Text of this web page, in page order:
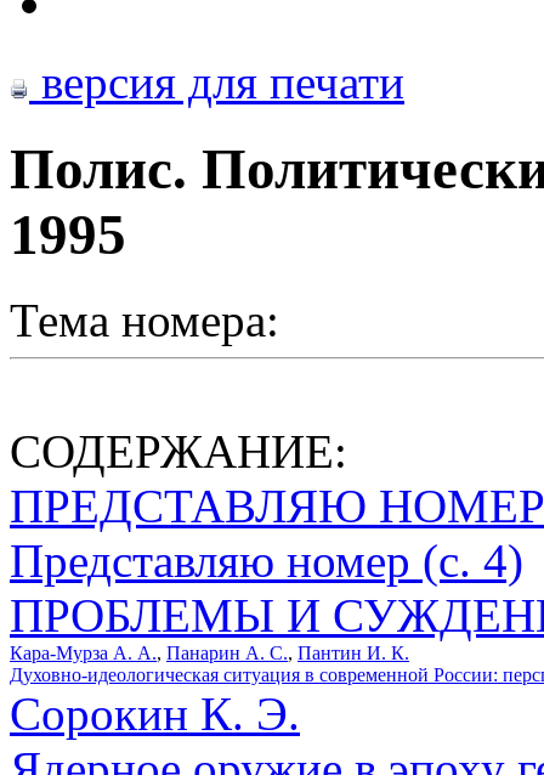
версия для печати
Полис.
1995
Тема номера:
СОДЕРЖАНИЕ:
ПРЕДСТАВЛЯЮ НОМЕР
Представляю номер (с. 4)
ПРОБЛЕМЫ И
Кара-Мурза А. А., Панарин А. С., Пантин И. К.
Духовно-идеологическая ситуация в современной России:
Сорокин К. Э.